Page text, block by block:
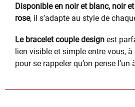
Disponible en noir et blanc, noir
rose, il s’adapte au style de
Le bracelet couple design est
lien visible et simple entre vous,
pour se rappeler qu’on pense l’un